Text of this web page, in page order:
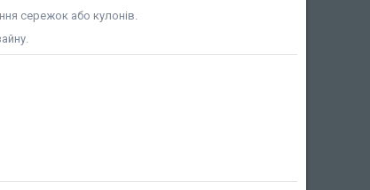
сережок або кулонів.